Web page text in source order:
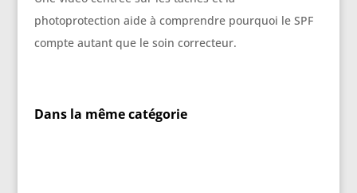
photoprotection aide à comprendre pourquoi le SPF
compte autant que le soin correcteur.
Dans la même catégorie